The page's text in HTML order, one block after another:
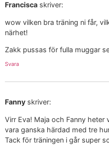
Francisca skriver:
wow vilken bra träning ni får,
närhet!
Zakk pussas för fulla muggar
Svara
Fanny skriver:
Virr Eva! Maja och Fanny heter
vara ganska härdad med tre
Tack för träningen i går super